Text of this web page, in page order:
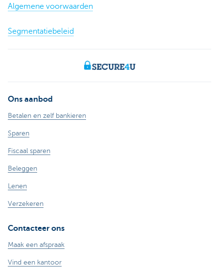
Algemene voorwaarden
Segmentatiebeleid
Ons aanbod
Betalen en zelf bankieren
Sparen
Fiscaal sparen
Beleggen
Lenen
Verzekeren
Contacteer ons
Maak een afspraak
Vind een kantoor